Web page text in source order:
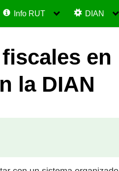
Info RUT DIAN
en
la DIAN